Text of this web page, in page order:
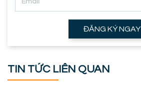
ĐĂNG KÝ NGAY
TIN TỨC LIÊN QUAN